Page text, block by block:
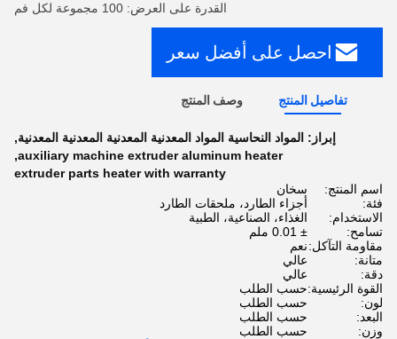
القدرة على العرض: 100 مجموعة لكل فم
احصل على أفضل سعر
تفاصيل المنتج وصف المنتج
إبراز: المواد النحاسية المواد المعدنية المعدنية المعدنية المعدنية,
auxiliary machine extruder aluminum heater
,
extruder parts heater with warranty
اسم المنتج:
سخان
فئة:
أجزاء الطارد، ملحقات الطارد
الاستخدام:
الغذاء، الصناعية، الطبية
تسامح:
± 0.01 ملم
مقاومة التآكل:نعم
متانة:
عالي
دقة:
عالي
القوة الرئيسية:حسب الطلب
لون:
حسب الطلب
البعد:
حسب الطلب
وزن:
حسب الطلب